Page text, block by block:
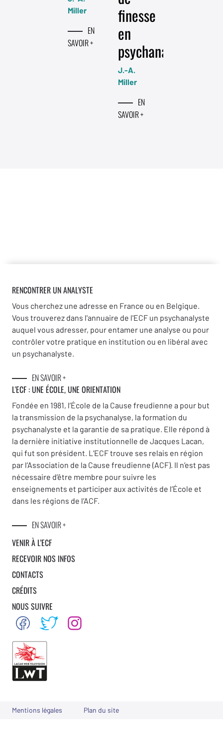
Miller
EN
SAVOIR +
finesse
en
psychanalyse
J.-A.
Miller
EN
SAVOIR +
RENCONTRER UN ANALYSTE
Vous cherchez une adresse en France ou en Belgique.
Vous trouverez dans l'annuaire de l'ECF un psychanalyste
auquel vous adresser, pour entamer une analyse ou pour
contrôler votre pratique en institution ou en libéral avec
un psychanalyste.
EN SAVOIR +
L'ECF : UNE ÉCOLE, UNE ORIENTATION
Fondée en 1981, l’École de la Cause freudienne a pour but
la transmission de la psychanalyse, la formation du
psychanalyste et la garantie de sa pratique. Elle répond à
la dernière initiative institutionnelle de Jacques Lacan,
qui fut son président. L’ECF trouve ses relais en région
par l’Association de la Cause freudienne (ACF). Il n’est pas
nécessaire d’être membre pour suivre les
enseignements et participer aux activités de l’École et
dans les régions de l’ACF.
EN SAVOIR +
VENIR À L’ECF
RECEVOIR NOS INFOS
CONTACTS
CRÉDITS
NOUS SUIVRE
Mentions légales Plan du site